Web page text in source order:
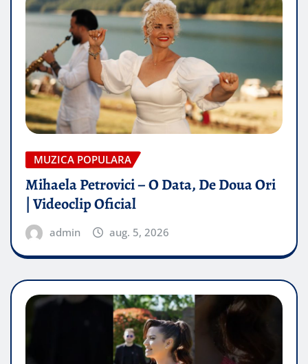
MUZICA POPULARA
Mihaela Petrovici – O Data, De Doua Ori
| Videoclip Oficial
admin aug. 5, 2026